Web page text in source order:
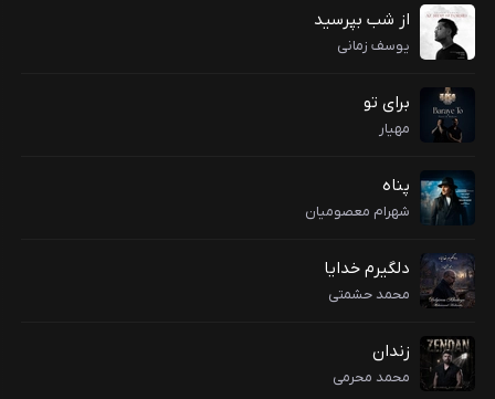
از شب بپرسید
یوسف زمانی
برای تو
مهیار
پناه
شهرام معصومیان
دلگیرم خدایا
محمد حشمتی
زندان
محمد محرمی